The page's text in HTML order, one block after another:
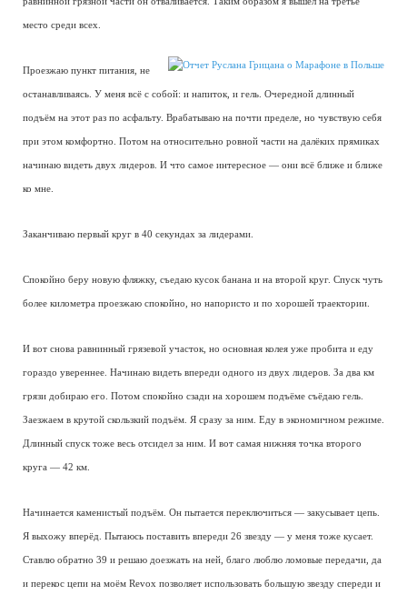
место среди всех.
Проезжаю пункт питания, не
останавливаясь. У меня всё с собой: и напиток, и гель. Очередной длинный
подъём на этот раз по асфальту. Врабатываю на почти пределе, но чувствую себя
при этом комфортно. Потом на относительно ровной части на далёких прямиках
начинаю видеть двух лидеров. И что самое интересное — они всё ближе и ближе
ко мне.
Заканчиваю первый круг в 40 секундах за лидерами.
Спокойно беру новую фляжку, съедаю кусок банана и на второй круг. Спуск чуть
более километра проезжаю спокойно, но напористо и по хорошей траектории.
И вот снова равнинный грязевой участок, но основная колея уже пробита и еду
гораздо увереннее. Начинаю видеть впереди одного из двух лидеров. За два км
грязи добираю его. Потом спокойно сзади на хорошем подъёме съёдаю гель.
Заезжаем в крутой скользкий подъём. Я сразу за ним. Еду в экономичном режиме.
Длинный спуск тоже весь отсидел за ним. И вот самая нижняя точка второго
круга — 42 км.
Начинается каменистый подъём. Он пытается переключиться — закусывает цепь.
Я выхожу вперёд. Пытаюсь поставить впереди 26 звезду — у меня тоже кусает.
Ставлю обратно 39 и решаю доезжать на ней, благо люблю ломовые передачи, да
и перекос цепи на моём Revox позволяет использовать большую звезду спереди и